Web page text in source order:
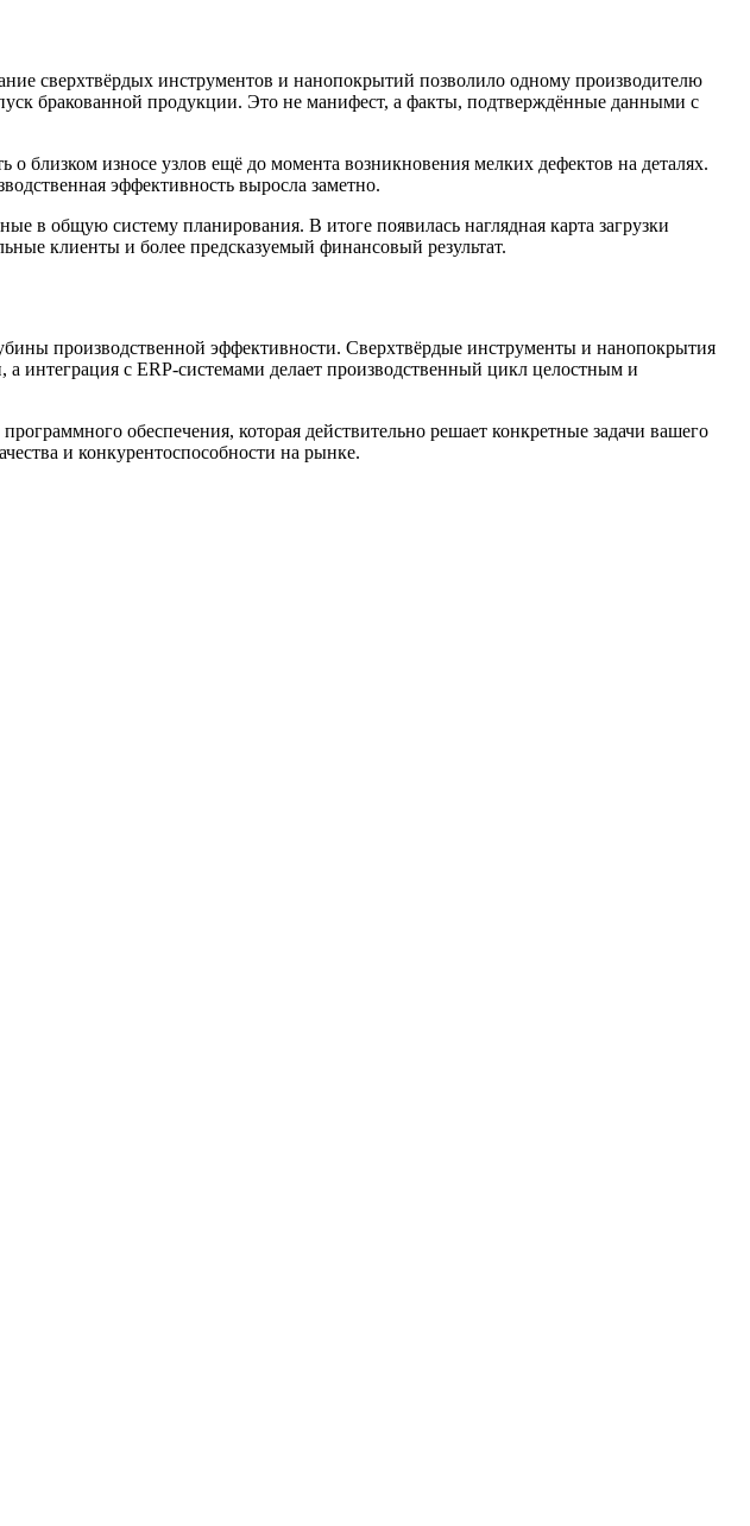
сверхтвёрдых инструментов и нанопокрытий позволило одному производителю
бракованной продукции. Это не манифест, а факты, подтверждённые данными с
близком износе узлов ещё до момента возникновения мелких дефектов на деталях.
эффективность выросла заметно.
в общую систему планирования. В итоге появилась наглядная карта загрузки
клиенты и более предсказуемый финансовый результат.
производственной эффективности. Сверхтвёрдые инструменты и нанопокрытия
интеграция с ERP-системами делает производственный цикл целостным и
обеспечения, которая действительно решает конкретные задачи вашего
и конкурентоспособности на рынке.